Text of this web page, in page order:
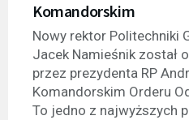
Komandorskim
Nowy rektor Politechniki
Jacek Namieśnik został
przez prezydenta RP
Komandorskim Orderu
To jedno z najwyższych